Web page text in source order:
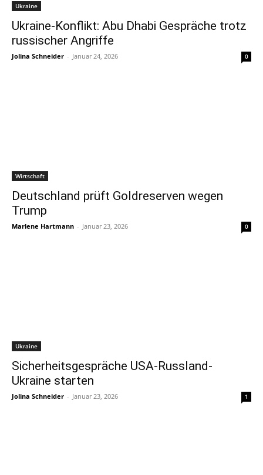
Ukraine
Ukraine-Konflikt: Abu Dhabi Gespräche trotz
russischer Angriffe
Jolina Schneider - Januar 24, 2026 0
Wirtschaft
Deutschland prüft Goldreserven wegen
Trump
Marlene Hartmann - Januar 23, 2026 0
Ukraine
Sicherheitsgespräche USA-Russland-
Ukraine starten
Jolina Schneider - Januar 23, 2026 1